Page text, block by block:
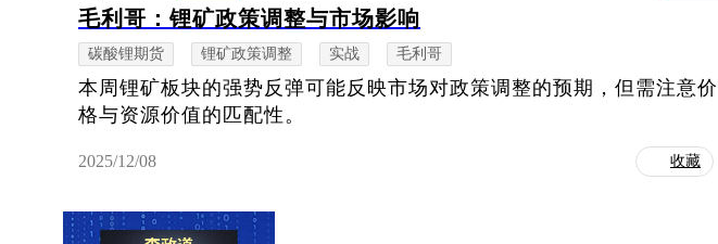
毛利哥：锂矿政策调整与市场影响
碳酸锂期货 锂矿政策调整 实战 毛利哥
本周锂矿板块的强势反弹可能反映市场对政策调整的预期，但需注意价
格与资源价值的匹配性。
2025/12/08 收藏